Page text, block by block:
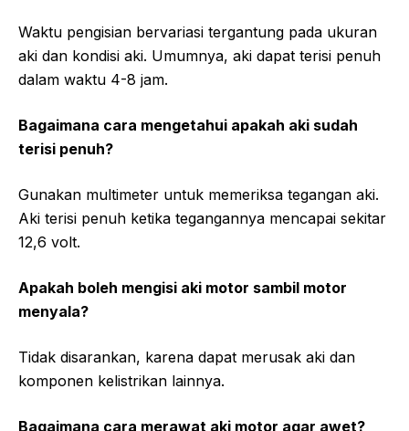
Waktu pengisian bervariasi tergantung pada ukuran
aki dan kondisi aki. Umumnya, aki dapat terisi penuh
dalam waktu 4-8 jam.
Bagaimana cara mengetahui apakah aki sudah
terisi penuh?
Gunakan multimeter untuk memeriksa tegangan aki.
Aki terisi penuh ketika tegangannya mencapai sekitar
12,6 volt.
Apakah boleh mengisi aki motor sambil motor
menyala?
Tidak disarankan, karena dapat merusak aki dan
komponen kelistrikan lainnya.
Bagaimana cara merawat aki motor agar awet?